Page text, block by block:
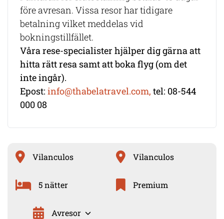
före avresan. Vissa resor har tidigare
betalning vilket meddelas vid
bokningstillfället.
Våra rese-specialister hjälper dig gärna att
hitta rätt resa samt att boka flyg (om det
inte ingår).
Epost: info@thabelatravel.com, tel: 08-544
000 08
Vilanculos Vilanculos
5 nätter Premium
Avresor